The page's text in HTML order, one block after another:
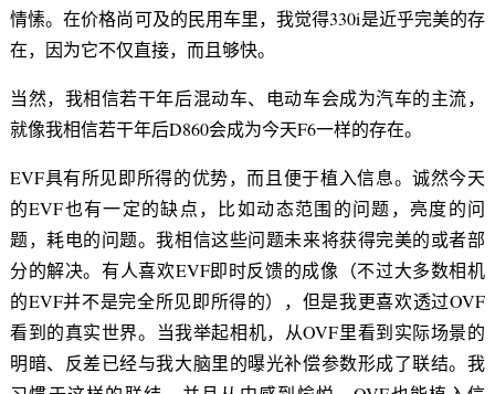
情愫。在价格尚可及的民用车里，我觉得330i是近乎完美的存
在，因为它不仅直接，而且够快。
当然，我相信若干年后混动车、电动车会成为汽车的主流，
就像我相信若干年后D860会成为今天F6一样的存在。
EVF具有所见即所得的优势，而且便于植入信息。诚然今天
的EVF也有一定的缺点，比如动态范围的问题，亮度的问
题，耗电的问题。我相信这些问题未来将获得完美的或者部
分的解决。有人喜欢EVF即时反馈的成像（不过大多数相机
的EVF并不是完全所见即所得的），但是我更喜欢透过OVF
看到的真实世界。当我举起相机，从OVF里看到实际场景的
明暗、反差已经与我大脑里的曝光补偿参数形成了联结。我